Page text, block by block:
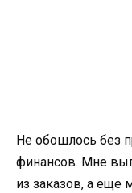
Не обошлось без
финансов. Мне
из заказов, а еще